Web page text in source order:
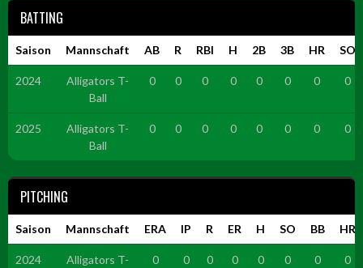
BATTING
Saison Mannschaft AB R RBI H 2B 3B HR SO
2024
Alligators T-
Ball
0 0 0 0 0 0 0 0
2025
Alligators T-
Ball
0 0 0 0 0 0 0 0
PITCHING
Saison Mannschaft ERA IP R ER H SO BB HR
2024
Alligators T-
0 0 0 0 0 0 0 0